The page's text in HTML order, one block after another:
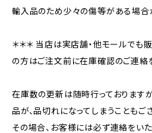
輸入品のため少々の傷等がある場合
＊＊＊ 当店は実店舗・他モールでも
の方はご注文前に在庫確認のご連絡
在庫数の更新は随時行っております
品が、品切れになってしまうこともご
その場合、お客様には必ず連絡をい